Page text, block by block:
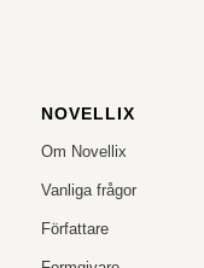
NOVELLIX
Om Novellix
Vanliga frågor
Författare